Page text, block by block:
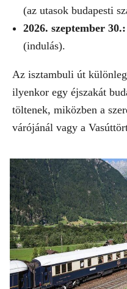
(az utasok budapesti
2026. szeptember 30.:
(indulás).
Az isztambuli út
ilyenkor egy éjszakát
töltenek, miközben a
várójánál vagy a